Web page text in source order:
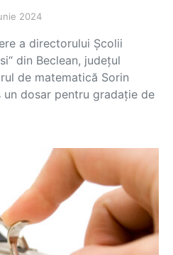
2024
a directorului Școlii
din Beclean, județul
de matematică Sorin
un dosar pentru gradație de